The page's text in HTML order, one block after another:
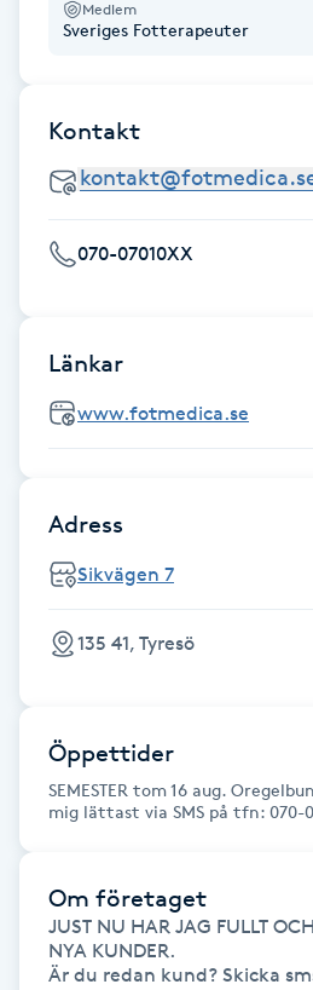
Fotsvamp
Fotvård
Fransborttagning
Fransförlängning
Fransförlängning Megavolym
Fransk manikyr
Fransrengöring
Frekvensterapi
Friskvård
Frisör
Funktionsanalys
Medlem
Sveriges Fotterapeuter
Kontakt
070-07010XX
Länkar
www.fotmedica.se
Adress
Sikvägen 7
135 41, Tyresö
Öppettider
SEMESTER tom 16 aug.
mig lättast via SMS på tfn: 070-
Om företaget
JUST NU HAR JAG FULLT
NYA KUNDER.
Är du redan kund? Skicka